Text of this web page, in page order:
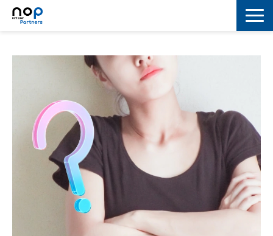
マーケティング
セキュリティ
IoT
コラボレーション
IT用語解説